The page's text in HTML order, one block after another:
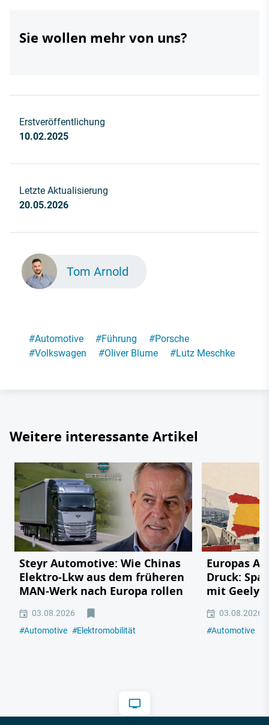
Sie wollen mehr von uns?
Erstveröffentlichung
10.02.2025
Letzte Aktualisierung
20.05.2026
Tom Arnold
#Automotive #Führung #Porsche
#Volkswagen #Oliver Blume #Lutz Meschke
Weitere interessante Artikel
Steyr Automotive: Wie Chinas
Elektro-Lkw aus dem früheren
MAN-Werk nach Europa rollen
03.08.2026
#Automotive #Elektromobilität
Europas
Druck:
mit Geely,
03.08.2026
#Automotive